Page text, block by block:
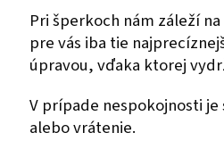
Pri šperkoch nám záleží
pre vás iba tie
úpravou, vďaka ktorej
V prípade nespokojnosti
alebo vrátenie.